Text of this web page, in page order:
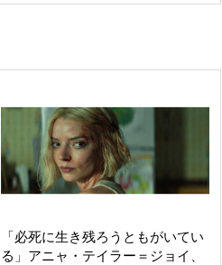
「必死に生き残ろうともがいてい
る」アニャ・テイラー＝ジョイ、